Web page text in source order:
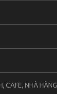
CAFE, NHÀ HÀNG